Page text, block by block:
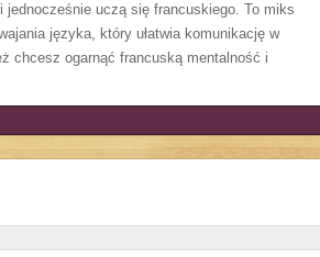
uczą się francuskiego. To miks
języka, który ułatwia komunikację w
chcesz ogarnąć francuską mentalność i